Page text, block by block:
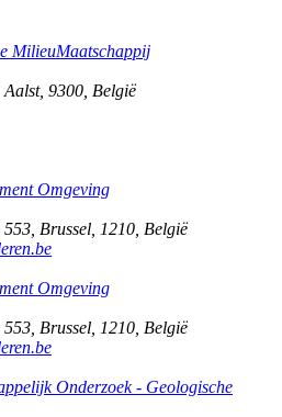
MilieuMaatschappij
Aalst, 9300 België
Omgeving
553 Brussel 1210 België
Omgeving
553 Brussel 1210 België
Onderzoek - Geologische